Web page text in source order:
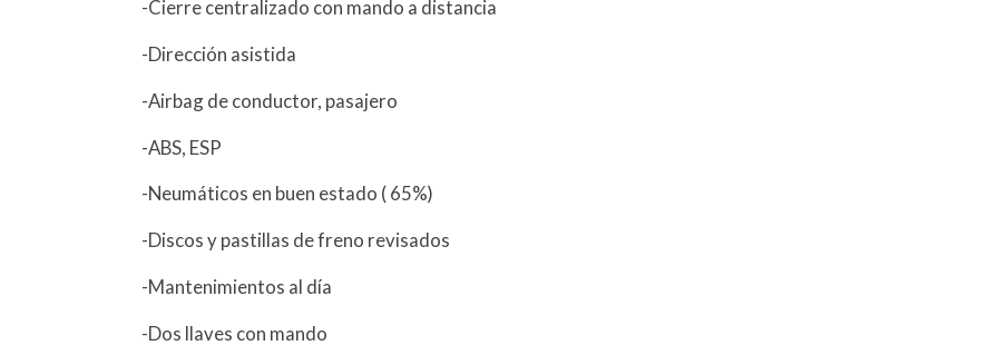
-Cierre centralizado con mando a distancia
-Dirección asistida
-Airbag de conductor, pasajero
-ABS, ESP
-Neumáticos en buen estado ( 65%)
-Discos y pastillas de freno revisados
-Mantenimientos al día
-Dos llaves con mando